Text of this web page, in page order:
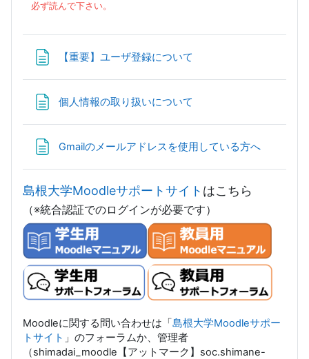
必ず読んで下さい。
【重要】ユーザ登録について
個人情報の取り扱いについて
Gmailのメールアドレスを使用している方へPage
島根大学Moodleサポートサイト はこちら
（※統合認証でのログインが必要です）
Moodleに関する問い合わせは「島根大学Moodleサポー
トサイト 」のフォーラムか、管理者
（shimadai_moodle【アットマーク】soc.shimane-